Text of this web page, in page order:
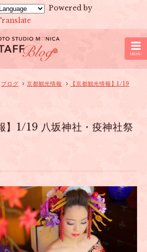
Powered by
ブログ 京都観光情報
【京都観光情報】1/19
】1/19 八坂神社・疫神社祭